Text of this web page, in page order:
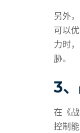
另外
可以
力时
胁。
3
在《
控制